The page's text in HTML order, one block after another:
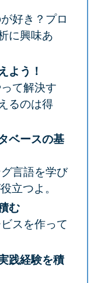
好き？プロ
に興味あ
よう！
て解決す
るのは得
ベースの基
言語を学び
立つよ。
む
スを作って
践経験を積